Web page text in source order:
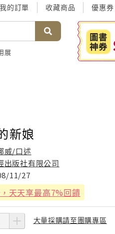
我的訂單 收藏商品 優惠券
展
新娘
威/口述
出版社有限公司
11/27
，天天享最高7%回饋
大量採購請至團購專區